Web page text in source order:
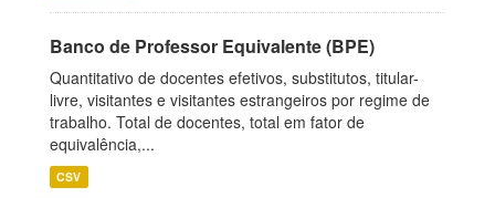
Banco de Professor Equivalente (BPE)
Quantitativo de docentes efetivos, substitutos, titular-
livre, visitantes e visitantes estrangeiros por regime de
trabalho. Total de docentes, total em fator de
equivalência,...
CSV